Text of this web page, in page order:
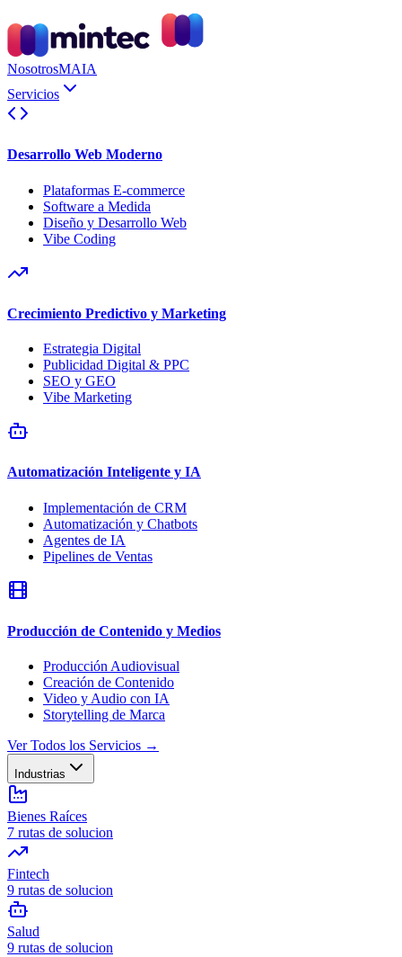
NosotrosMAIA
Servicios
Desarrollo Web Moderno
Plataformas E-commerce
Software a Medida
Diseño y Desarrollo Web
Vibe Coding
Crecimiento Predictivo y Marketing
Estrategia Digital
Publicidad Digital & PPC
SEO y GEO
Vibe Marketing
Automatización Inteligente y IA
Implementación de CRM
Automatización y Chatbots
Agentes de IA
Pipelines de Ventas
Producción de Contenido y Medios
Producción Audiovisual
Creación de Contenido
Video y Audio con IA
Storytelling de Marca
Ver Todos los Servicios →
Industrias
Bienes Raíces
7 rutas de solucion
Fintech
9 rutas de solucion
Salud
9 rutas de solucion